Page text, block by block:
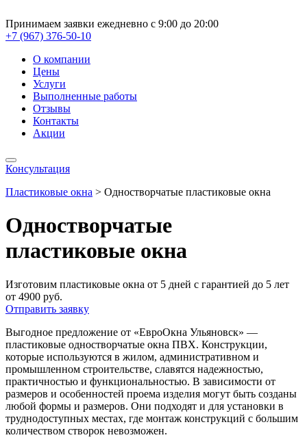
Принимаем заявки ежедневно с 9:00 до 20:00
+7 (967) 376-50-10
О компании
Цены
Услуги
Выполненные работы
Отзывы
Контакты
Акции
Консультация
Пластиковые окна > Одностворчатые пластиковые окна
Одностворчатые
пластиковые окна
Изготовим пластиковые окна от 5 дней с гарантией до 5 лет
от 4900 руб.
Отправить заявку
Выгодное предложение от «ЕвроОкна Ульяновск» —
пластиковые одностворчатые окна ПВХ. Конструкции,
которые используются в жилом, административном и
промышленном строительстве, славятся надежностью,
практичностью и функциональностью. В зависимости от
размеров и особенностей проема изделия могут быть созданы
любой формы и размеров. Они подходят и для установки в
труднодоступных местах, где монтаж конструкций с большим
количеством створок невозможен.